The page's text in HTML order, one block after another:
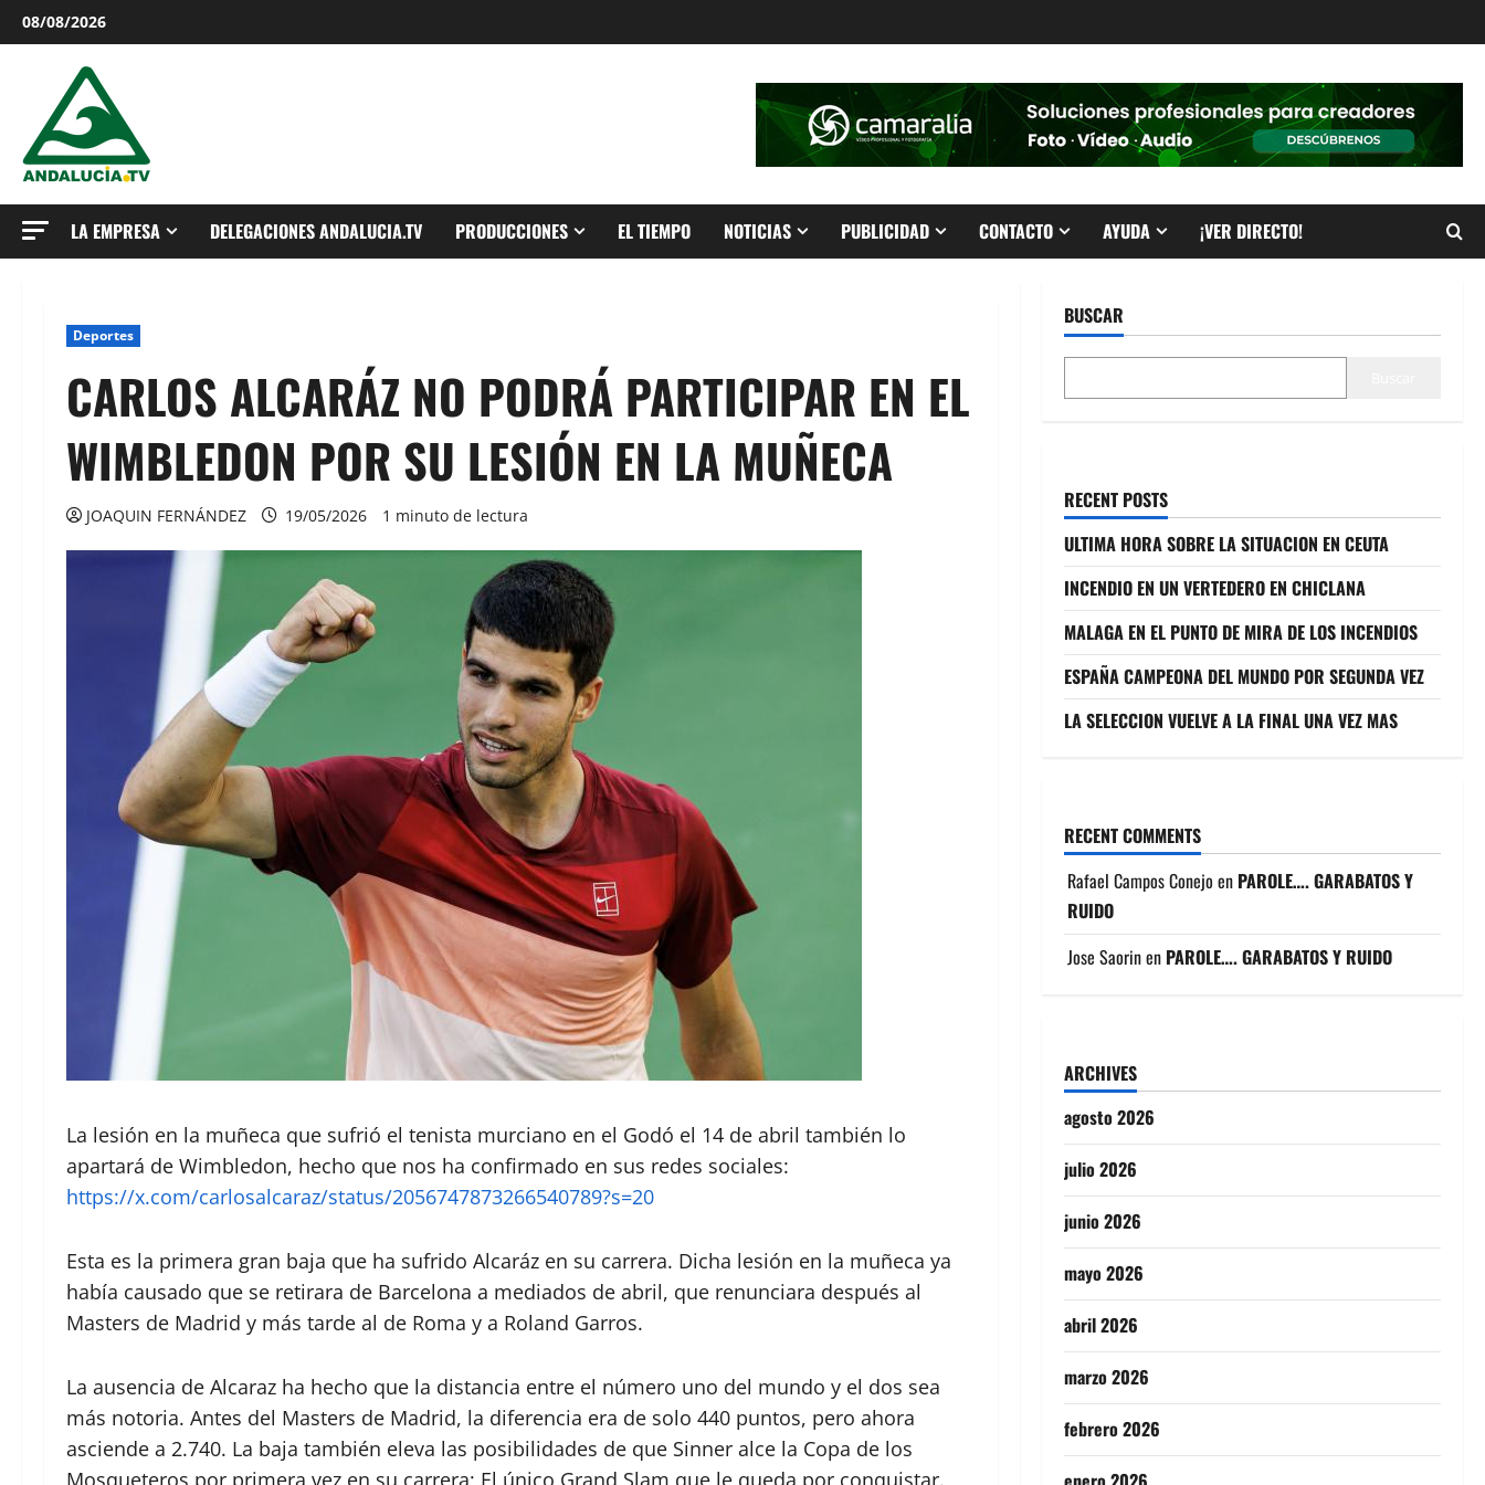
Saltar
al
contenido
08/08/2026
LA EMPRESA DELEGACIONES ANDALUCIA.TV PRODUCCIONES EL TIEMPO NOTICIAS PUBLICIDAD CONTACTO AYUDA ¡VER DIRECTO!
Deportes
CARLOS ALCARÁZ NO PODRÁ PARTICIPAR EN EL
WIMBLEDON POR SU LESIÓN EN LA MUÑECA
JOAQUIN FERNÁNDEZ 19/05/2026 1 minuto de lectura
La lesión en la muñeca que sufrió el tenista murciano en el Godó el 14 de abril también lo
apartará de Wimbledon, hecho que nos ha confirmado en sus redes sociales:
https://x.com/carlosalcaraz/status/2056747873266540789?s=20
Esta es la primera gran baja que ha sufrido Alcaráz en su carrera. Dicha lesión en la muñeca ya
había causado que se retirara de Barcelona a mediados de abril, que renunciara después al
Masters de Madrid y más tarde al de Roma y a Roland Garros.
La ausencia de Alcaraz ha hecho que la distancia entre el número uno del mundo y el dos sea
más notoria. Antes del Masters de Madrid, la diferencia era de solo 440 puntos, pero ahora
asciende a 2.740. La baja también eleva las posibilidades de que Sinner alce la Copa de los
Mosqueteros por primera vez en su carrera; El único Grand Slam que le queda por conquistar.
BUSCAR
RECENT POSTS
ULTIMA HORA SOBRE LA SITUACION EN CEUTA
INCENDIO EN UN VERTEDERO EN CHICLANA
MALAGA EN EL PUNTO DE MIRA DE LOS INCENDIOS
ESPAÑA CAMPEONA DEL MUNDO POR SEGUNDA VEZ
LA SELECCION VUELVE A LA FINAL UNA VEZ MAS
RECENT COMMENTS
Rafael Campos Conejo en PAROLE…. GARABATOS Y
RUIDO
Jose Saorinen PAROLE…. GARABATOS Y RUIDO
ARCHIVES
agosto 2026
julio 2026
junio 2026
mayo 2026
abril 2026
marzo 2026
febrero 2026